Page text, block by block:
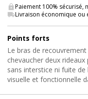
Paiement 100%
Livraison économique ou
Points forts
Le bras de
chevaucher deux
sans interstice ni fuite
visuelle et fonctionnelle